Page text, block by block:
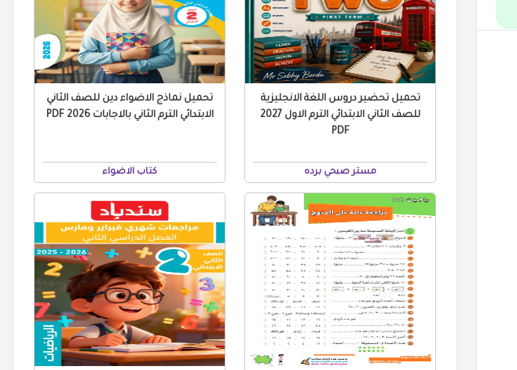
تحميل تحضير دروس اللغة الانجليزية
للصف الثاني الابتدائي الترم الاول 2027
PDF
مستر صبحي برده
تحميل نماذج الاضواء دين للصف الثاني
الابتدائي الترم الثاني بالاجابات 2026 PDF
كتاب الاضواء